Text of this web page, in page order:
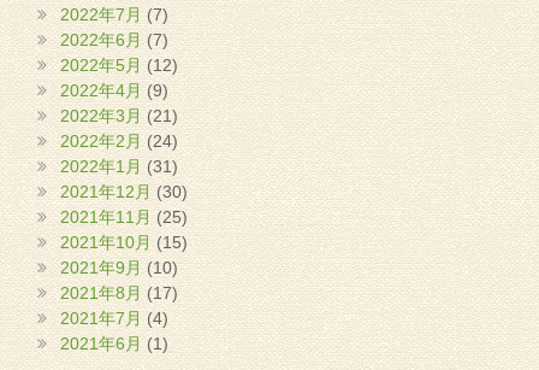
2022年7月 (7)
2022年6月 (7)
2022年5月 (12)
2022年4月 (9)
2022年3月 (21)
2022年2月(24)
2022年1月 (31)
2021年12月 (30)
2021年11月(25)
2021年10月(15)
2021年9月 (10)
2021年8月 (17)
2021年7月 (4)
2021年6月 (1)